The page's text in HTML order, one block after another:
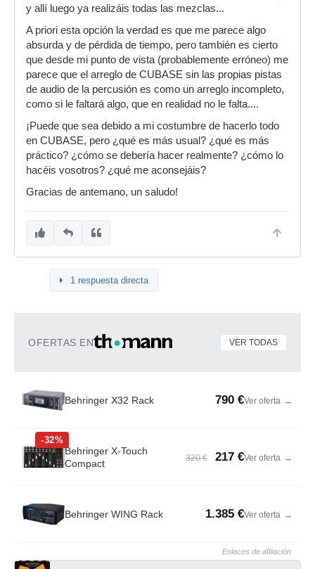
y allí luego ya realizáis todas las mezclas...
A priori esta opción la verdad es que me parece algo
absurda y de pérdida de tiempo, pero también es cierto
que desde mi punto de vista (probablemente erróneo) me
parece que el arreglo de CUBASE sin las propias pistas
de audio de la percusión es como un arreglo incompleto,
como si le faltará algo, que en realidad no le falta....
¡Puede que sea debido a mi costumbre de hacerlo todo
en CUBASE, pero ¿qué es más usual? ¿qué es más
práctico? ¿cómo se debería hacer realmente? ¿cómo lo
hacéis vosotros? ¿qué me aconsejáis?
Gracias de antemano, un saludo!
1 respuesta directa
OFERTAS EN VER TODAS
Behringer X32 Rack 790 €Ver oferta →
-32%
Behringer X-Touch
Compact
320 € 217 €Ver oferta →
Behringer WING Rack 1.385 €Ver oferta →
Enlaces de afiliación